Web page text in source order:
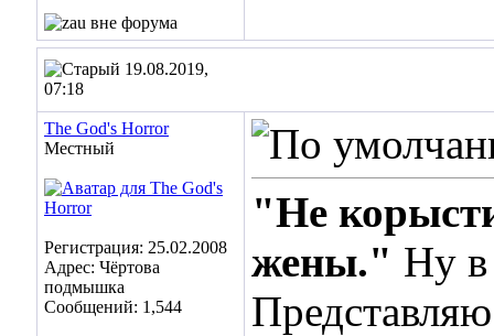
19.08.2019,
07:18
The God's Horror
Местный
Регистрация: 25.02.2008
Адрес: Чёртова
подмышка
Сообщений: 1,544
"Не
жены." Ну в